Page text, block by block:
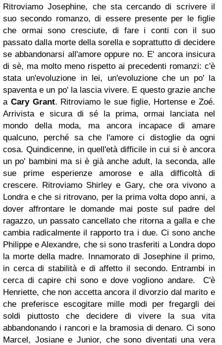
Ritroviamo Josephine, che sta cercando di scrivere il
suo secondo romanzo, di essere presente per le figlie
che ormai sono cresciute, di fare i conti con il suo
passato dalla morte della sorella e soprattutto di decidere
se abbandonarsi all'amore oppure no. E' ancora insicura
di sè, ma molto meno rispetto ai precedenti romanzi: c'è
stata un'evoluzione in lei, un'evoluzione che un po' la
spaventa e un po' la lascia vivere. E questo grazie anche
a Cary Grant. Ritroviamo le sue figlie, Hortense e Zoé.
Arrivista e sicura di sé la prima, ormai lanciata nel
mondo della moda, ma ancora incapace di amare
qualcuno, perché sa che l'amore ci distoglie da ogni
cosa. Quindicenne, in quell'età difficile in cui si è ancora
un po' bambini ma si è già anche adult, la seconda, alle
sue prime esperienze amorose e alla difficoltà di
crescere. Ritroviamo Shirley e Gary, che ora vivono a
Londra e che si ritrovano, per la prima volta dopo anni, a
dover affrontare le domande mai poste sul padre del
ragazzo, un passato cancellato che ritorna a galla e che
cambia radicalmente il rapporto tra i due. Ci sono anche
Philippe e Alexandre, che si sono trasferiti a Londra dopo
la morte della madre. Innamorato di Josephine il primo,
in cerca di stabilità e di affetto il secondo. Entrambi in
cerca di capire chi sono e dove vogliono andare.
C'è
Henriette, che non accetta ancora il divorzio dal marito e
che preferisce escogitare mille modi per fregargli dei
soldi piuttosto che decidere di vivere la sua vita
abbandonando i rancori e la bramosia di denaro. Ci sono
Marcel, Josiane e Junior, che sono diventati una vera